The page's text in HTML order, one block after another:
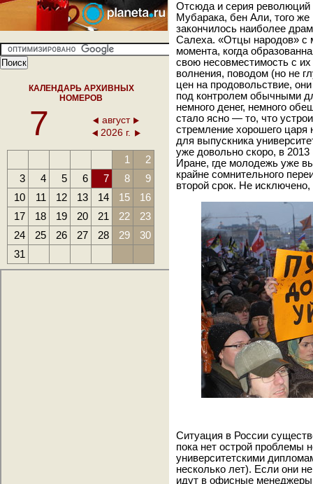
КАЛЕНДАРЬ АРХИВНЫХ
НОМЕРОВ
7
август
2026 г.
1
2
3
4 5 6 7 8
9
10
11 12 13 14 15
16
17
18 19 20 21 22
23
24
25 26 27 28 29
30
31
Отсюда и серия
Мубарака, бен Али, того
закончилось наиболее
Салеха. «Отцы народов» с
момента, когда
свою несовместимость с
волнения, поводом (но не
цен на продовольствие,
под контролем обычными
немного денег, немного
стало ясно — то, что
стремление хорошего царя
для выпускника
уже довольно скоро, в
Иране, где молодежь уже
крайне сомнительного
второй срок. Не исключено,
Ситуация в России
пока нет острой проблемы
университетскими
несколько лет). Если они
идут в офисные